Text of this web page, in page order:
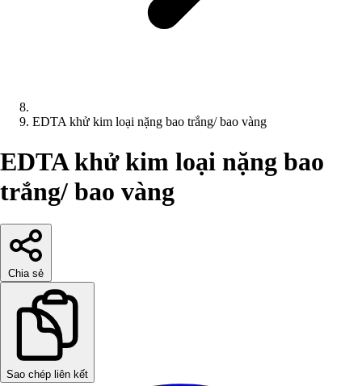
EDTA khử kim loại nặng bao trắng/ bao vàng
EDTA khử kim loại nặng bao
trắng/ bao vàng
Chia sẻ
Sao chép liên kết